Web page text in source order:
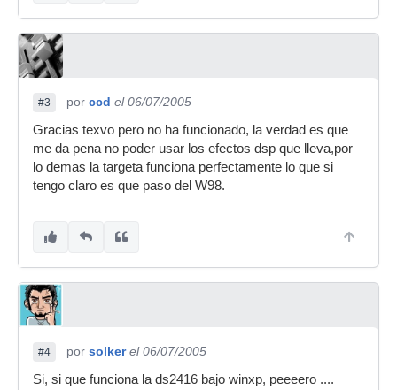
#3 por ccd el 06/07/2005
Gracias texvo pero no ha funcionado, la verdad es que
me da pena no poder usar los efectos dsp que lleva,por
lo demas la targeta funciona perfectamente lo que si
tengo claro es que paso del W98.
#4 por solker el 06/07/2005
Si, si que funciona la ds2416 bajo winxp, peeeero ....